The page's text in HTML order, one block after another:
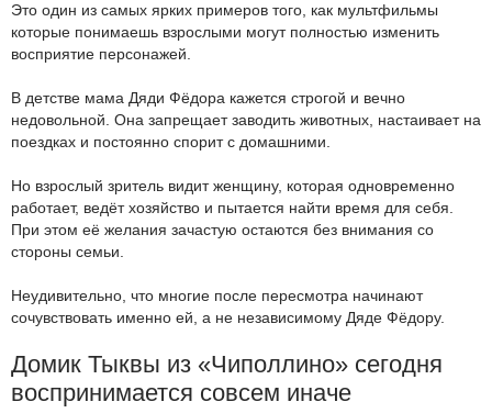
Это один из самых ярких примеров того, как мультфильмы
которые понимаешь взрослыми могут полностью изменить
восприятие персонажей.
В детстве мама Дяди Фёдора кажется строгой и вечно
недовольной. Она запрещает заводить животных, настаивает на
поездках и постоянно спорит с домашними.
Но взрослый зритель видит женщину, которая одновременно
работает, ведёт хозяйство и пытается найти время для себя.
При этом её желания зачастую остаются без внимания со
стороны семьи.
Неудивительно, что многие после пересмотра начинают
сочувствовать именно ей, а не независимому Дяде Фёдору.
Домик Тыквы из «Чиполлино» сегодня
воспринимается совсем иначе